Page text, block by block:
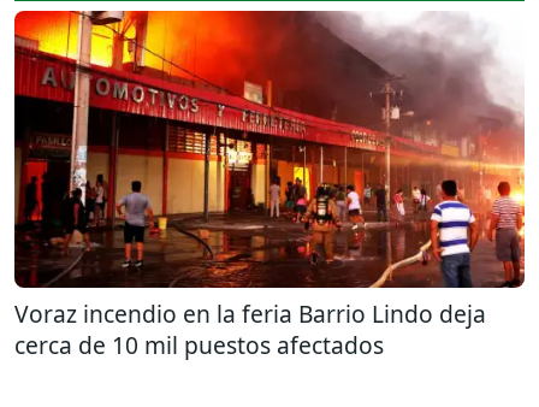
Voraz incendio en la feria Barrio Lindo deja
cerca de 10 mil puestos afectados